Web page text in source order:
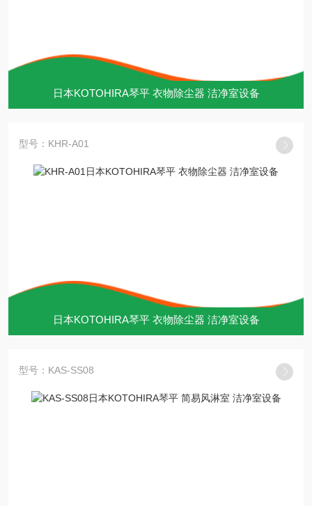
日本KOTOHIRA琴平 衣物除尘器 洁净室设备
型号：KHR-A01
日本KOTOHIRA琴平 衣物除尘器 洁净室设备
型号：KAS-SS08